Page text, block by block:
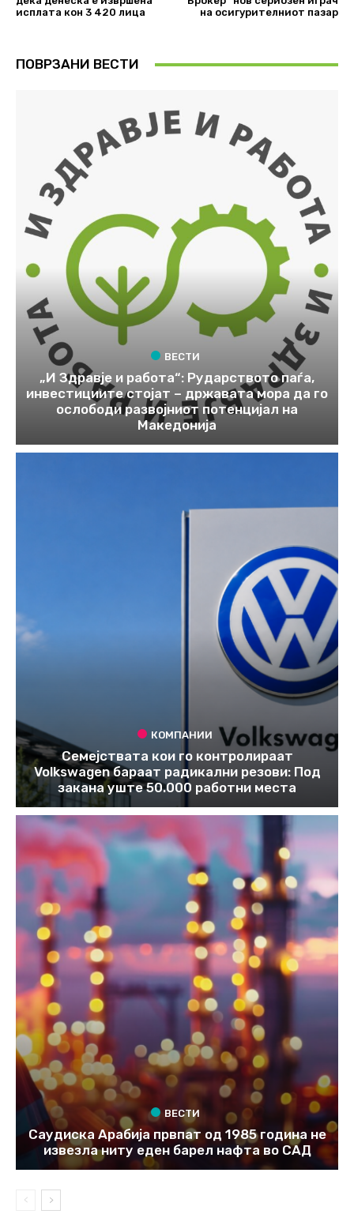
исплата кон 3 420 лица
на осигурителниот пазар
ПОВРЗАНИ ВЕСТИ
ВЕСТИ
„И Здравје и работа“: Рударството паѓа,
инвестициите стојат – државата мора да го
ослободи развојниот потенцијал на
Македонија
КОМПАНИИ
Семејствата кои го контролираат
Volkswagen бараат радикални резови: Под
закана уште 50.000 работни места
ВЕСТИ
Саудиска Арабија првпат од 1985 година не
извезла ниту еден барел нафта во САД